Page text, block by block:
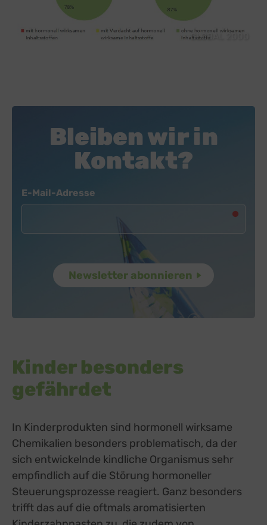
GLOBAL 2000
Bleiben wir in
Kontakt?
E-Mail-Adresse
Kinder besonders
gefährdet
In Kinderprodukten sind hormonell wirksame
Chemikalien besonders problematisch, da der
sich entwickelnde kindliche Organismus sehr
empfindlich auf die Störung hormoneller
Steuerungsprozesse reagiert. Ganz besonders
trifft das auf die oftmals aromatisierten